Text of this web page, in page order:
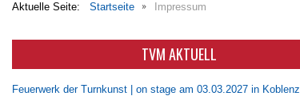
Aktuelle Seite: Startseite Impressum
TVM AKTUELL
Feuerwerk der Turnkunst | on stage am 03.03.2027 in Koblenz